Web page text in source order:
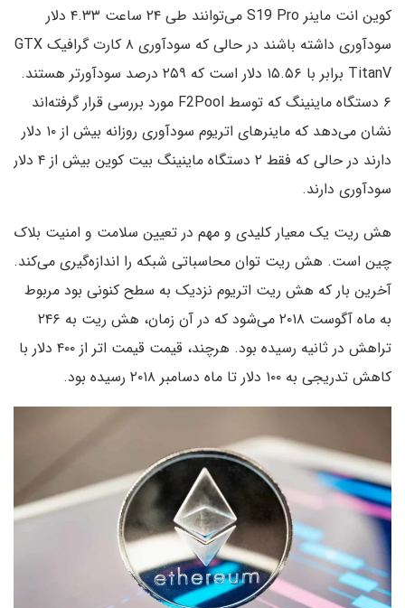
کوین انت ماینر S19 Pro می‌توانند طی ۲۴ ساعت ۴.۳۳ دلار
سودآوری داشته باشند در حالی که سودآوری ۸ کارت گرافیک GTX
TitanV برابر با ۱۵.۵۶ دلار است که ۲۵۹ درصد سودآورتر هستند.
۶ دستگاه ماینینگ که توسط F2Pool مورد بررسی قرار گرفته‌اند
نشان می‌دهد که ماینرهای اتریوم سودآوری روزانه بیش از ۱۰ دلار
دارند در حالی که فقط ۲ دستگاه ماینینگ بیت کوین بیش از ۴ دلار
سودآوری دارند.
هش ریت یک معیار کلیدی و مهم در تعیین سلامت و امنیت بلاک
چین است. هش ریت توان محاسباتی شبکه را اندازه‌گیری می‌کند.
آخرین بار که هش ریت اتریوم نزدیک به سطح کنونی بود مربوط
به ماه آگوست ۲۰۱۸ می‌شود که در آن زمان، هش ریت به ۲۴۶
تراهش در ثانیه رسیده بود. هرچند، قیمت قیمت اتر از ۴۰۰ دلار با
کاهش تدریجی به ۱۰۰ دلار تا ماه دسامبر ۲۰۱۸ رسیده بود.